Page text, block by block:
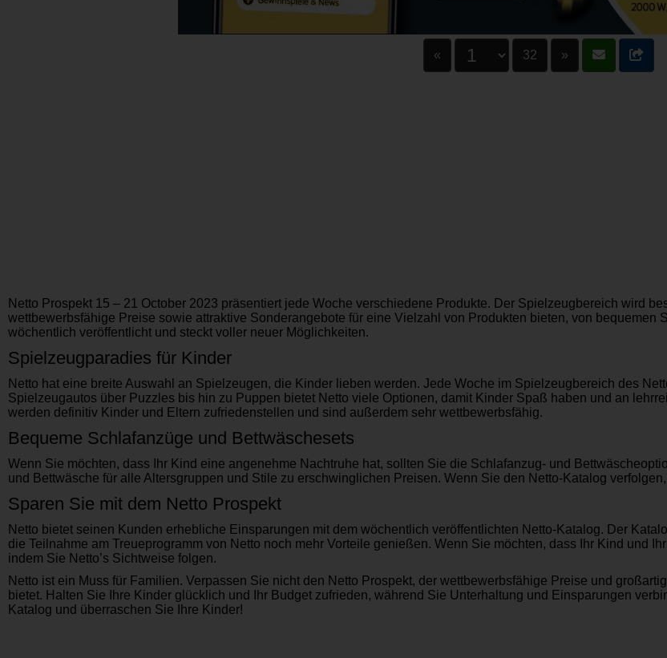
« 32 »
Netto Prospekt 15 – 21 October 2023 präsentiert jede Woche verschiedene Produkte. Der Spielzeugbereich wird
wettbewerbsfähige Preise sowie attraktive Sonderangebote für eine Vielzahl von Produkten bieten, von bequemen
wöchentlich veröffentlicht und steckt voller neuer Möglichkeiten.
Spielzeugparadies für Kinder
Netto hat eine breite Auswahl an Spielzeugen, die Kinder lieben werden. Jede Woche im Spielzeugbereich des
Spielzeugautos über Puzzles bis hin zu Puppen bietet Netto viele Optionen, damit Kinder Spaß haben und an
werden definitiv Kinder und Eltern zufriedenstellen und sind außerdem sehr wettbewerbsfähig.
Bequeme Schlafanzüge und Bettwäschesets
Wenn Sie möchten, dass Ihr Kind eine angenehme Nachtruhe hat, sollten Sie die Schlafanzug- und
und Bettwäsche für alle Altersgruppen und Stile zu erschwinglichen Preisen. Wenn Sie den Netto-Katalog
Sparen Sie mit dem Netto Prospekt
Netto bietet seinen Kunden erhebliche Einsparungen mit dem wöchentlich veröffentlichten Netto-Katalog. Der
die Teilnahme am Treueprogramm von Netto noch mehr Vorteile genießen. Wenn Sie möchten, dass Ihr Kind und
indem Sie Netto’s Sichtweise folgen.
Netto ist ein Muss für Familien. Verpassen Sie nicht den Netto Prospekt, der wettbewerbsfähige Preise und
bietet. Halten Sie Ihre Kinder glücklich und Ihr Budget zufrieden, während Sie Unterhaltung und Einsparungen
Katalog und überraschen Sie Ihre Kinder!